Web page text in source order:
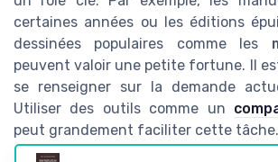
certaines années ou les éditions
dessinées populaires comme les
peuvent valoir une petite fortune. Il
se renseigner sur la demande
Utiliser des outils comme un
peut grandement faciliter cette tâche.